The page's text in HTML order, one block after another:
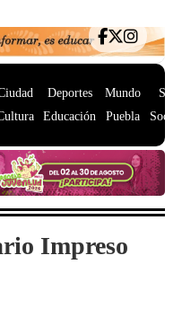
Deportes
Educación
Mundo
Puebla
Impreso